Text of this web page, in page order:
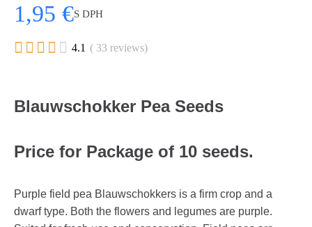
1,95 €S DPH
     4.1 ( 33 reviews)
Blauwschokker Pea Seeds
Price for Package of 10 seeds.
Purple field pea Blauwschokkers is a firm crop and a
dwarf type. Both the flowers and legumes are purple.